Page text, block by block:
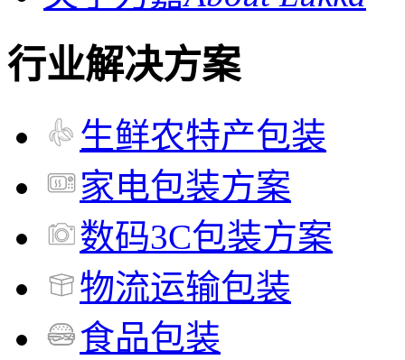
行业解决方案
生鲜农特产包装
家电包装方案
数码3C包装方案
物流运输包装
食品包装